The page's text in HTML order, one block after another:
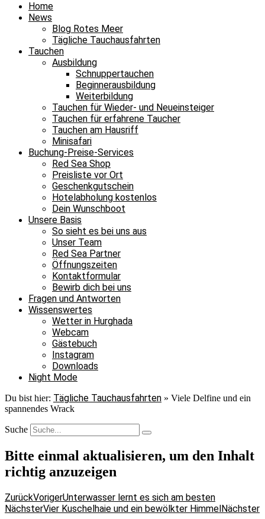
Home
News
Blog Rotes Meer
Tägliche Tauchausfahrten
Tauchen
Ausbildung
Schnuppertauchen
Beginnerausbildung
Weiterbildung
Tauchen für Wieder- und Neueinsteiger
Tauchen für erfahrene Taucher
Tauchen am Hausriff
Minisafari
Buchung-Preise-Services
Red Sea Shop
Preisliste vor Ort
Geschenkgutschein
Hotelabholung kostenlos
Dein Wunschboot
Unsere Basis
So sieht es bei uns aus
Unser Team
Red Sea Partner
Öffnungszeiten
Kontaktformular
Bewirb dich bei uns
Fragen und Antworten
Wissenswertes
Wetter in Hurghada
Webcam
Gästebuch
Instagram
Downloads
Night Mode
Du bist hier: Tägliche Tauchausfahrten » Viele Delfine und ein
spannendes Wrack
Suche
Bitte einmal aktualisieren, um den Inhalt
richtig anzuzeigen
ZurückVorigerUnterwasser lernt es sich am besten
NächsterVier Kuschelhaie und ein bewölkter HimmelNächster